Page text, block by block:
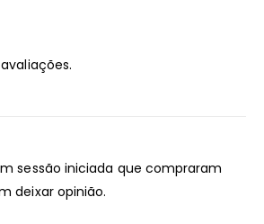
sessão iniciada que compraram
deixar opinião.